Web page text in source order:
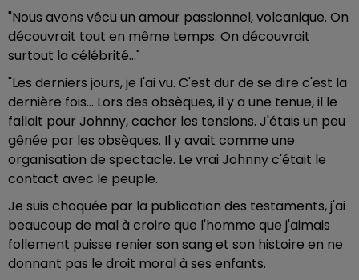
"Nous avons vécu un amour passionnel, volcanique. On
découvrait tout en même temps. On découvrait
surtout la célébrité..."
"Les derniers jours, je l'ai vu. C'est dur de se dire c'est la
dernière fois... Lors des obsèques, il y a une tenue, il le
fallait pour Johnny, cacher les tensions. J'étais un peu
gênée par les obsèques. Il y avait comme une
organisation de spectacle. Le vrai Johnny c'était le
contact avec le peuple.
Je suis choquée par la publication des testaments, j'ai
beaucoup de mal à croire que l'homme que j'aimais
follement puisse renier son sang et son histoire en ne
donnant pas le droit moral à ses enfants.